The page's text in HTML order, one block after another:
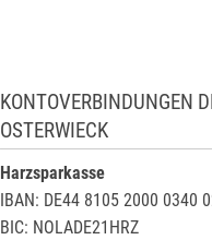
KONTOVERBINDUNGEN
OSTERWIECK
Harzsparkasse
IBAN: DE44 8105 2000 0340
BIC: NOLADE21HRZ